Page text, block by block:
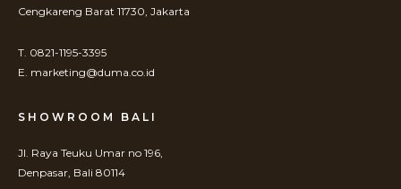
Cengkareng Barat 11730, Jakarta
T. 0821-1195-3395
E. marketing@duma.co.id
SHOWROOM BALI
Jl. Raya Teuku Umar no 196,
Denpasar, Bali 80114